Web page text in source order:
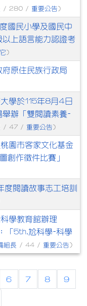
/ 280 / 重要公告 )
國民小學及國民中
上語言能力認證考
)
府原住民族行政局
學於115年8月4日
舉辦「雙閱讀素養-
/ 47 / 重要公告 )
園市客家文化基金
創作徵件比賽」
度閱讀故事志工培訓
學教育館辦理
「5th.尬科學-科學
組長 / 44 / 重要公告 )
6 7 8 9